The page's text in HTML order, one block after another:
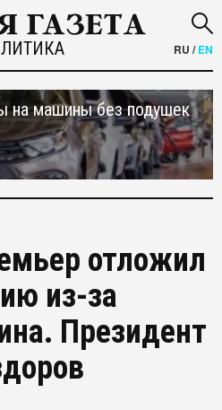
RU /EN
на машины без подушек
отложил
из-за
Президент